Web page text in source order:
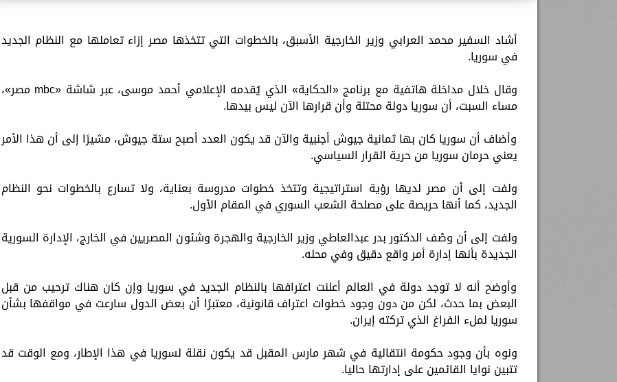
أشاد السفير محمد العرابي وزير الخارجية الأسبق، بالخطوات التي تتخذها مصر إزاء تعاملها مع النظام الجديد
في سوريا.
وقال خلال مداخلة هاتفية مع برنامج «الحكاية» الذي يُقدمه الإعلامي أحمد موسى، عبر شاشة «mbc مصر»،
مساء السبت، أن سوريا دولة محتلة وأن قرارها الآن ليس بيدها.
وأضاف أن سوريا كان بها ثمانية جيوش أجنبية والآن قد يكون العدد أصبح ستة جيوش، مشيرًا إلى أن هذا الأمر
يعني حرمان سوريا من حرية القرار السياسي.
ولفت إلى أن مصر لديها رؤية استراتيجية وتتخذ خطوات مدروسة بعناية، ولا تسارع بالخطوات نحو النظام
الجديد، كما أنها حريصة على مصلحة الشعب السوري في المقام الأول.
ولفت إلى أن وصْف الدكتور بدر عبدالعاطي وزير الخارجية والهجرة وشئون المصريين في الخارج، الإدارة السورية
الجديدة بأنها إدارة أمر واقع دقيق وفي محله.
وأوضح أنه لا توجد دولة في العالم أعلنت اعترافها بالنظام الجديد في سوريا وإن كان هناك ترحيب من قبل
البعض بما حدث، لكن من دون وجود خطوات اعتراف قانونية، معتبرًا أن بعض الدول سارعت في مواقفها بشأن
سوريا لملء الفراغ الذي تركته إيران.
ونوه بأن وجود حكومة انتقالية في شهر مارس المقبل قد يكون نقلة لسوريا في هذا الإطار، ومع الوقت قد
تتبين نوايا القائمين على إدارتها حاليا.